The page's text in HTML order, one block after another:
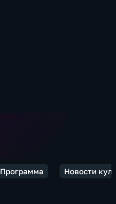
Программа Новости